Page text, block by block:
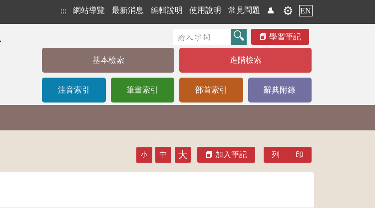
::: 網站導覽 最新消息 編輯說明 使用說明 常見問題 👤 ⚙️ EN
學習筆記
基本檢索 進階檢索
注音索引 筆畫索引 部首索引 辭典附錄
小 中 大 加入筆記 列 印